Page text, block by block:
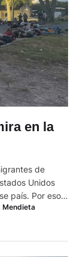
en la
de
Unidos
país. Por eso
En
Mendieta